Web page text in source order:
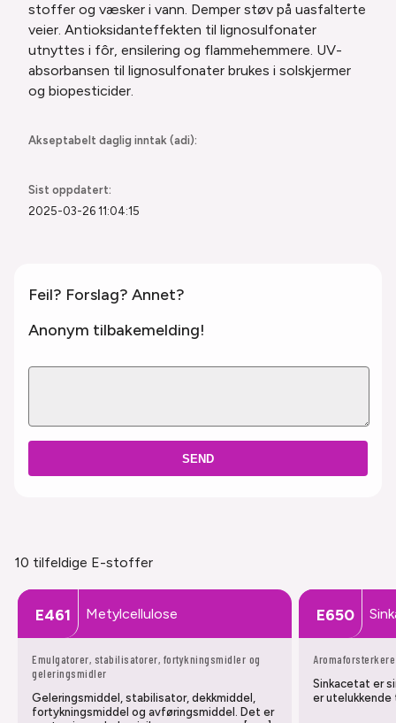
stoffer og væsker i vann. Demper støv på uasfalterte
veier. Antioksidanteffekten til lignosulfonater
utnyttes i fôr, ensilering og flammehemmere. UV-
absorbansen til lignosulfonater brukes i solskjermer
og biopesticider.
Akseptabelt daglig inntak (adi):
Sist oppdatert:
2025-03-26 11:04:15
Feil? Forslag? Annet?
Anonym tilbakemelding!
SEND
10 tilfeldige E-stoffer
E461 Metylcellulose
Emulgatorer, stabilisatorer, fortykningsmidler og
geleringsmidler
Geleringsmiddel, stabilisator, dekkmiddel,
fortykningsmiddel og avføringsmiddel. Det er
E650
Aromaforsterkere
Sinkacetat er
er